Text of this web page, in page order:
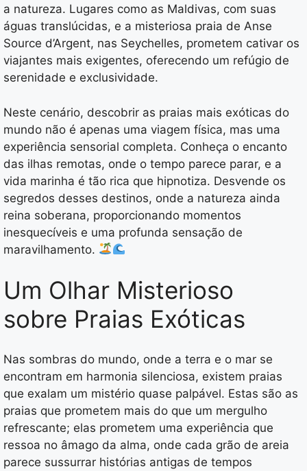
a natureza. Lugares como as Maldivas, com suas
águas translúcidas, e a misteriosa praia de Anse
Source d’Argent, nas Seychelles, prometem cativar os
viajantes mais exigentes, oferecendo um refúgio de
serenidade e exclusividade.
Neste cenário, descobrir as praias mais exóticas do
mundo não é apenas uma viagem física, mas uma
experiência sensorial completa. Conheça o encanto
das ilhas remotas, onde o tempo parece parar, e a
vida marinha é tão rica que hipnotiza. Desvende os
segredos desses destinos, onde a natureza ainda
reina soberana, proporcionando momentos
inesquecíveis e uma profunda sensação de
maravilhamento.
Um Olhar Misterioso
sobre Praias Exóticas
Nas sombras do mundo, onde a terra e o mar se
encontram em harmonia silenciosa, existem praias
que exalam um mistério quase palpável. Estas são as
praias que prometem mais do que um mergulho
refrescante; elas prometem uma experiência que
ressoa no âmago da alma, onde cada grão de areia
parece sussurrar histórias antigas de tempos